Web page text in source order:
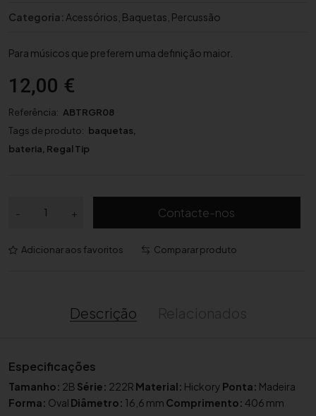
Categoria: Acessórios Baquetas Percussão
Para músicos que preferem uma definição maior.
12,00 €
Referência: ABTRGR08
Tags de produto: baquetas,
bateria, Regal Tip
-
n
d
e
B
+ Contacte-nos
Adicionar aos favoritos Comparar produto
Descrição
Especificações
Tamanho: 2B Série: 222R Material: Hickory Ponta: Madeira
Forma: Oval Diâmetro: 16,6 mm Comprimento: 406 mm